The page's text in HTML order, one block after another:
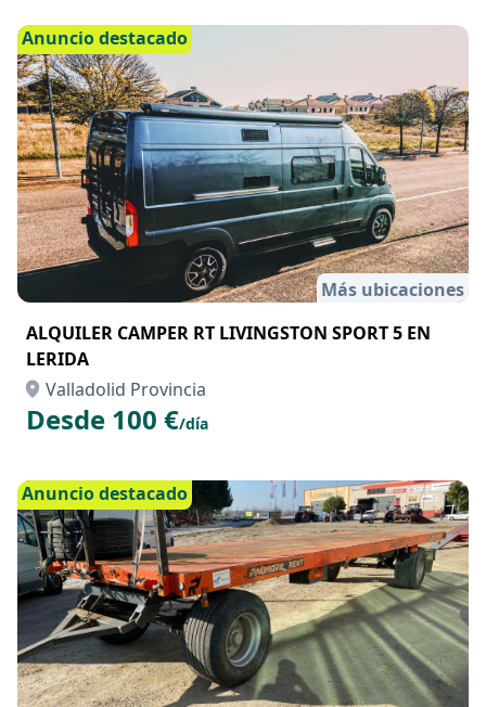
Anuncio destacado
Más ubicaciones
ALQUILER CAMPER RT LIVINGSTON SPORT 5 EN
LERIDA
Valladolid Provincia
Desde 100 €/día
Anuncio destacado